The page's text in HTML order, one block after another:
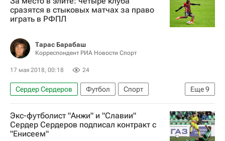
сразятся в стыковых матчах за право
играть в РФПЛ
Тарас Барабаш
Корреспондент РИА Новости Спорт
17 мая 2018, 00:18 24
Еще9
Сердер Сердеров Футбол
Спорт
Вадим Евсеев
Егор Титов
Дмитрий Аленичев
РПЛ 2026-2027 (Чемпионат России по футболу)
Экс-футболист "Анжи" и "Славии"
Сердер Сердеров подписал контракт с
"Енисеем"